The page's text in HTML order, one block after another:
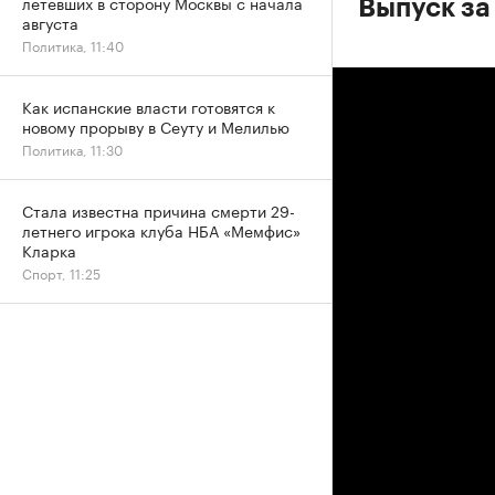
Выпуск
августа
Политика, 11:40
Как испанские власти готовятся к
новому прорыву в Сеуту и Мелилью
Политика, 11:30
Стала известна причина смерти 29-
летнего игрока клуба НБА «Мемфис»
Кларка
Спорт, 11:25